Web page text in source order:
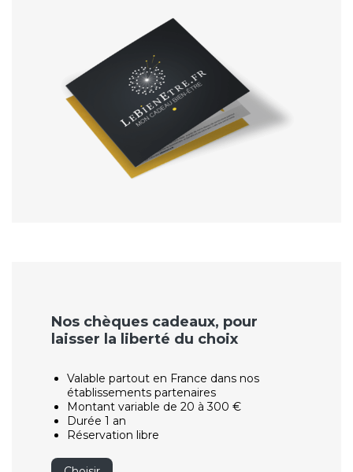
Nos chèques cadeaux, pour
laisser la liberté du choix
Valable partout en France dans nos
établissements partenaires
Montant variable de 20 à 300 €
Durée 1 an
Réservation libre